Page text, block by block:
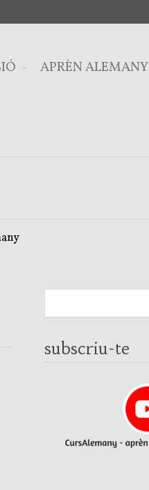
APRÈN ALEMANY
subscriu-te